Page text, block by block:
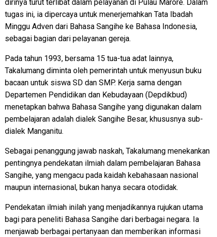
dirinya turut terlibat dalam pelayanan di Pulau Marore. Dalam
tugas ini, ia dipercaya untuk menerjemahkan Tata Ibadah
Minggu Adven dari Bahasa Sangihe ke Bahasa Indonesia,
sebagai bagian dari pelayanan gereja.
Pada tahun 1993, bersama 15 tua-tua adat lainnya,
Takalumang diminta oleh pemerintah untuk menyusun buku
bacaan untuk siswa SD dan SMP. Kerja sama dengan
Departemen Pendidikan dan Kebudayaan (Depdikbud)
menetapkan bahwa Bahasa Sangihe yang digunakan dalam
pembelajaran adalah dialek Sangihe Besar, khususnya sub-
dialek Manganitu.
Sebagai penanggung jawab naskah, Takalumang menekankan
pentingnya pendekatan ilmiah dalam pembelajaran Bahasa
Sangihe, yang mengacu pada kaidah kebahasaan nasional
maupun internasional, bukan hanya secara otodidak.
Pendekatan ilmiah inilah yang menjadikannya rujukan utama
bagi para peneliti Bahasa Sangihe dari berbagai negara. Ia
menjawab berbagai pertanyaan dan memberikan informasi